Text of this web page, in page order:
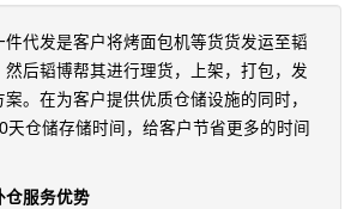
代发是客户将烤面包机等货货发运至韬
后韬博帮其进行理货，上架，打包，发
。在为客户提供优质仓储设施的同时，
天仓储存储时间，给客户节省更多的时间
仓服务优势